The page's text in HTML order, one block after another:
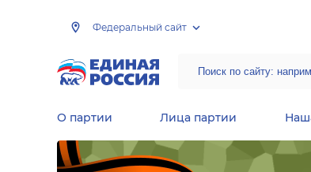
Федеральный сайт
О партии Лица партии